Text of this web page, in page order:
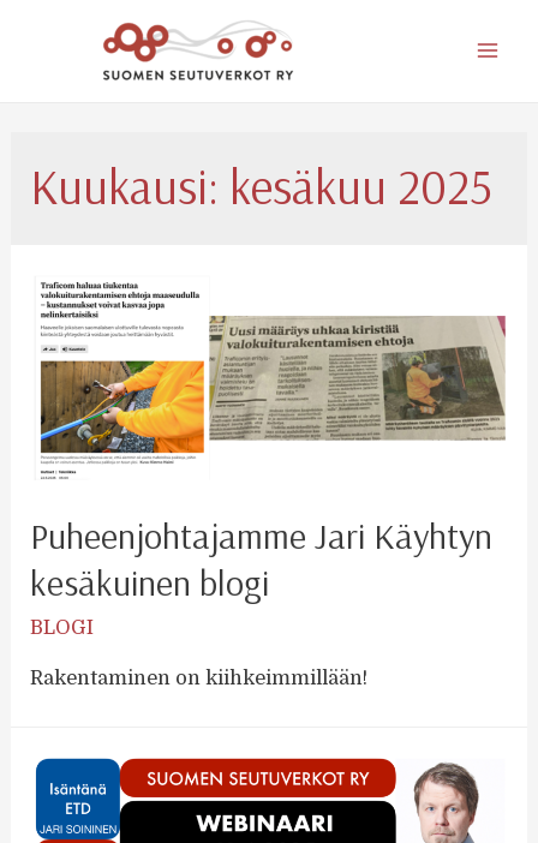
Kuukausi: kesäkuu 2025
Puheenjohtajamme Jari Käyhtyn
kesäkuinen blogi
BLOGI
Rakentaminen on kiihkeimmillään!